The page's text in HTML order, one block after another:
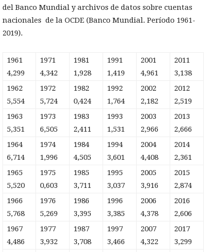
del Banco Mundial y archivos de datos sobre cuentas
nacionales de la OCDE (Banco Mundial. Período 1961-
2019).
1961
4,299
1971
4,342
1981
1,928
1991
1,419
2001
4,961
2011
3,138
1962
5,554
1972
5,724
1982
0,424
1992
1,764
2002
2,182
2012
2,519
1963
5,351
1973
6,505
1983
2,411
1993
1,531
2003
2,966
2013
2,666
1964
6,714
1974
1,996
1984
4,505
1994
3,601
2004
4,408
2014
2,361
1965
5,520
1975
0,603
1985
3,711
1995
3,037
2005
3,916
2015
2,874
1966
5,768
1976
5,269
1986
3,395
1996
3,385
2006
4,378
2016
2,606
1967
4,486
1977
3,932
1987
3,708
1997
3,466
2007
4,322
2017
3,299